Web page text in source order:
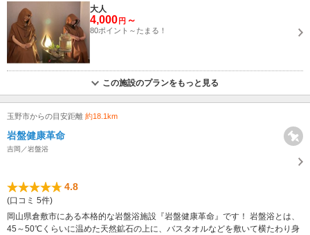
大人
4,000 円 ～
80ポイント～たまる！
この施設のプランをもっと見る
玉野市からの目安距離 約18.1km
岩盤健康革命
吉岡／岩盤浴
4.8
(口コミ 5件)
岡山県倉敷市にある本格的な岩盤浴施設『岩盤健康革命』です！ 岩盤浴とは、
45～50℃くらいに温めた天然鉱石の上に、バスタオルなどを敷いて横たわり身